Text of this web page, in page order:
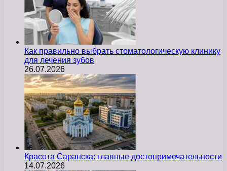
Как правильно выбрать стоматологическую клинику
для лечения зубов
26.07.2026
Красота Саранска: главные достопримечательности
14.07.2026